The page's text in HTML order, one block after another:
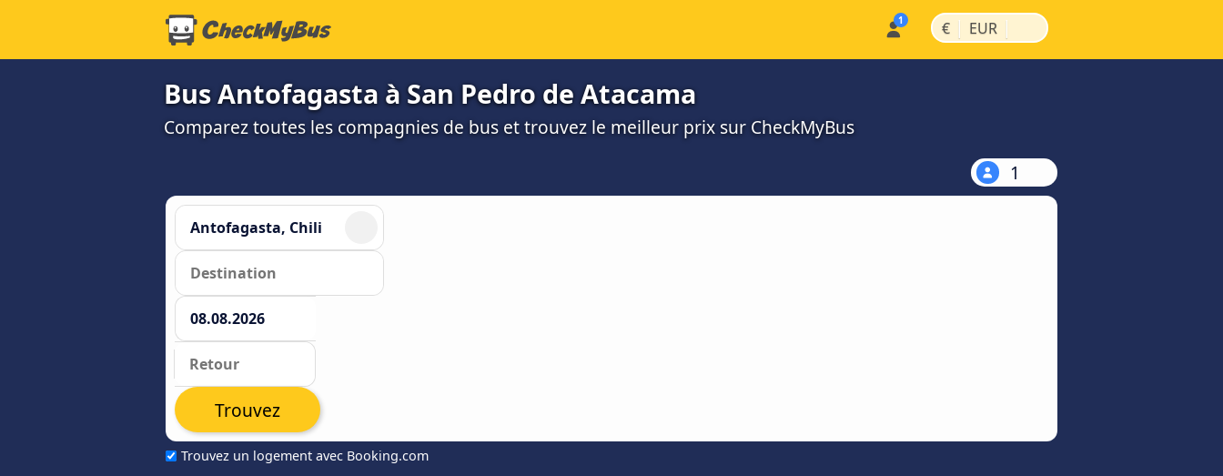
€ | EUR |
Bus Antofagasta à San Pedro de Atacama
Comparez toutes les compagnies de bus et trouvez le meilleur prix sur CheckMyBus
1
Trouvez un logement avec Booking.com
Trouvez